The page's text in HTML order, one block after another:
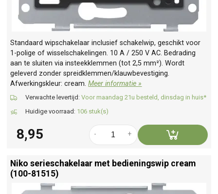
Standaard wipschakelaar inclusief schakelwip, geschikt voor
1-polige of wisselschakelingen. 10 A / 250 V AC. Bedrading
aan te sluiten via insteekklemmen (tot 2,5 mm²). Wordt
geleverd zonder spreidklemmen/klauwbevestiging.
Afwerkingskleur: cream.Meer informatie »
Verwachte levertijd: Voor maandag 21u besteld, dinsdag in huis*
Huidige voorraad: 106 stuk(s)
8,95 +
-
Niko serieschakelaar met bedieningswip cream
(100-81515)